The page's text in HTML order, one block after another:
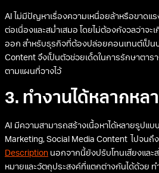
AI ไม่มีปัญหาเรื่องความเหนื่อยล้าหรือขาดแร
ต่อเนื่องและสม่ำเสมอ โดยไม่ต้องกังวลว่าจะ
ออก สำหรับธุรกิจที่ต้องปล่อยคอนเทนต์เป็นป
Content จึงเป็นตัวช่วยเด็ดในการรักษาตารา
ตามแผนที่วางไว้
3. ทำงานได้หลากหล
AI มีความสามารถสร้างเนื้อหาได้หลายรูปแบ
Marketing, Social Media Content ไปจนถึง
Description นอกจากนี้ยังปรับโทนเสียงและ
หมายและวัตถุประสงค์ที่แตกต่างกันได้ด้วย ท